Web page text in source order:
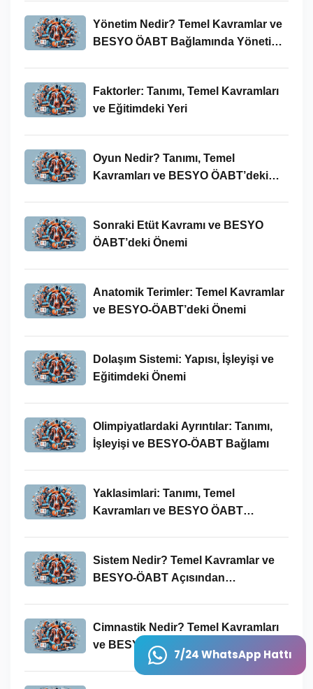
7/24 WhatsApp Hattı
Yönetim Nedir? Temel Kavramlar ve
BESYO ÖABT Bağlamında Yönetim
Faktorler: Tanımı, Temel Kavramları
ve Eğitimdeki Yeri
Oyun Nedir? Tanımı, Temel
Kavramları ve BESYO ÖABT’deki
Sonraki Etüt Kavramı ve BESYO
ÖABT’deki Önemi
Anatomik Terimler: Temel Kavramlar
ve BESYO-ÖABT’deki Önemi
Dolaşım Sistemi: Yapısı, İşleyişi ve
Eğitimdeki Önemi
Olimpiyatlardaki Ayrıntılar: Tanımı,
İşleyişi ve BESYO-ÖABT Bağlamı
Yaklasimlari: Tanımı, Temel
Kavramları ve BESYO ÖABT
Sistem Nedir? Temel Kavramlar ve
BESYO-ÖABT Açısından
Cimnastik Nedir? Temel Kavramları
ve BESYO ÖABT'deki Yeri